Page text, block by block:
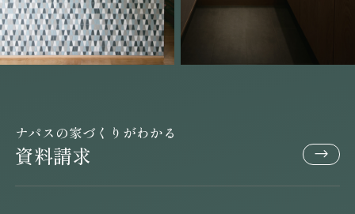
ナパスの家づくりがわかる
資料請求